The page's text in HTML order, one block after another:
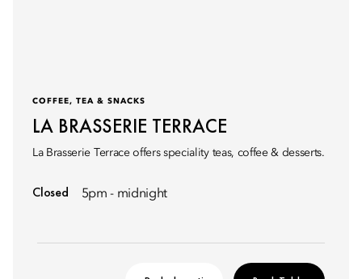
COFFEE, TEA & SNACKS
LA BRASSERIE TERRACE
La Brasserie Terrace offers speciality teas, coffee & desserts.
Closed 5pm - midnight